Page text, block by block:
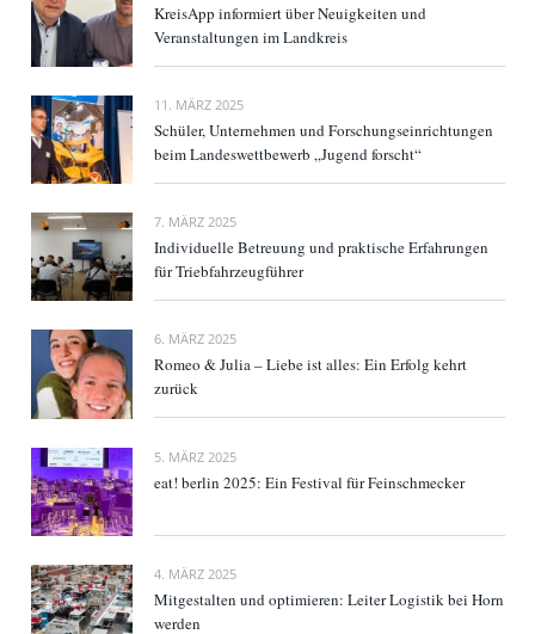
KreisApp informiert über Neuigkeiten und
Veranstaltungen im Landkreis
11. MÄRZ 2025
Schüler, Unternehmen und Forschungseinrichtungen
beim Landeswettbewerb „Jugend forscht“
7. MÄRZ 2025
Individuelle Betreuung und praktische Erfahrungen
für Triebfahrzeugführer
6. MÄRZ 2025
Romeo & Julia – Liebe ist alles: Ein Erfolg kehrt
zurück
5. MÄRZ 2025
eat! berlin 2025: Ein Festival für Feinschmecker
4. MÄRZ 2025
Mitgestalten und optimieren: Leiter Logistik bei Horn
werden